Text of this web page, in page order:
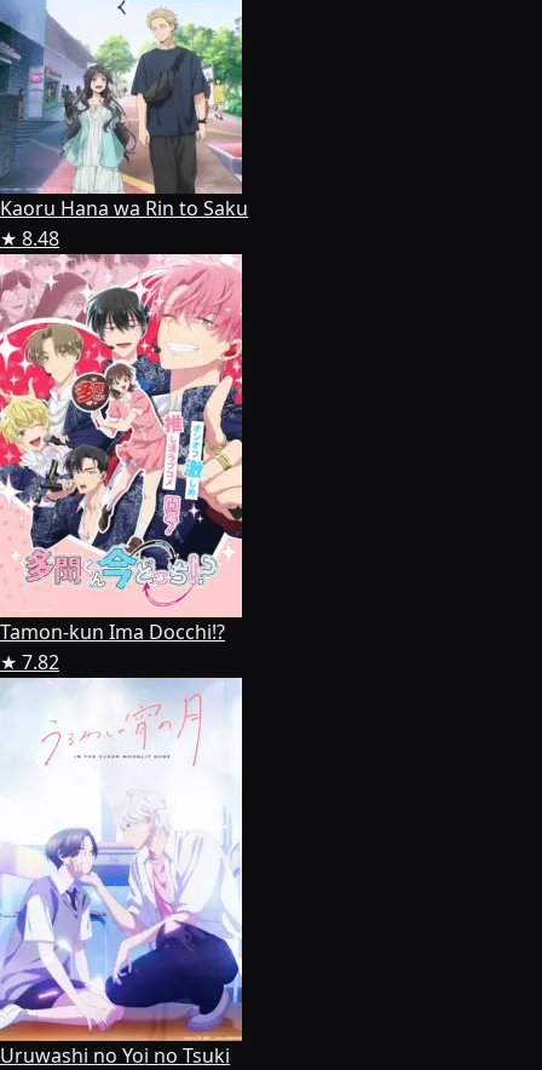
Kaoru Hana wa Rin to Saku
★ 8.48
Tamon-kun Ima Docchi!?
★ 7.82
Uruwashi no Yoi no Tsuki